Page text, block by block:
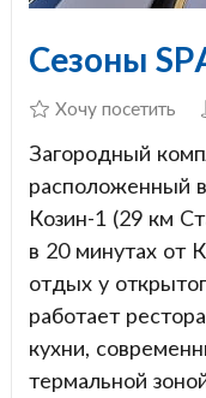
Сезоны
Хочу посетить
Загородный
расположенный
Козин-1 (29 км
в 20 минутах от
отдых у
работает
кухни,
термальной